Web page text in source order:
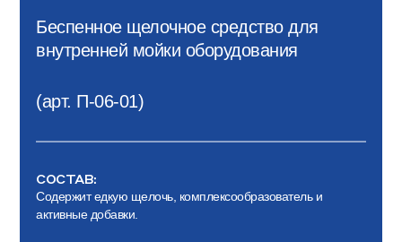
Беспенное щелочное средство для
внутренней мойки оборудования
(арт. П-06-01)
СОСТАВ:
Содержит едкую щелочь, комплексообразователь и
активные добавки.